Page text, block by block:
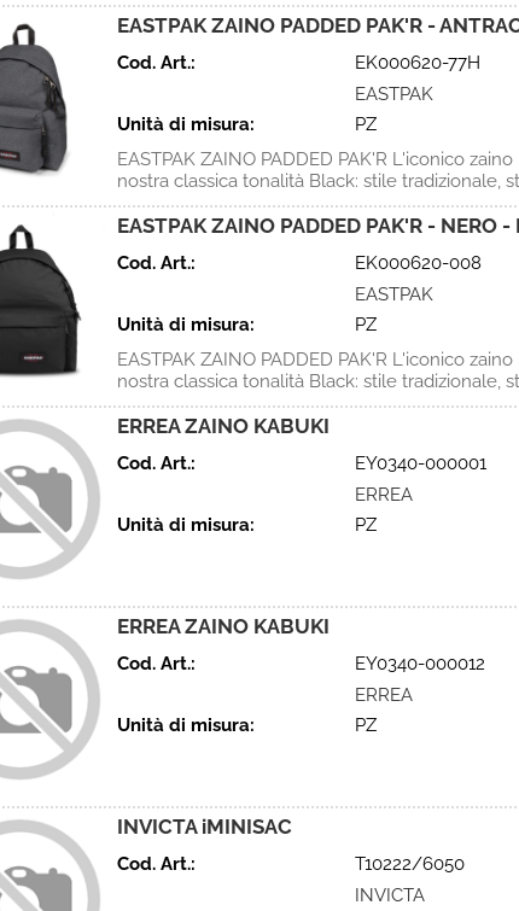
EASTPAK ZAINO PADDED PAK'R -
Cod. Art.:
EK000620-77H
EASTPAK
Unità di misura:
PZ
EASTPAK ZAINO PADDED PAK'R L'iconico zaino
nostra classica tonalità Black: stile tradizionale,
EASTPAK ZAINO PADDED PAK'R - NERO
Cod. Art.:
EK000620-008
EASTPAK
Unità di misura:
PZ
EASTPAK ZAINO PADDED PAK'R L'iconico zaino
nostra classica tonalità Black: stile tradizionale,
ERREA ZAINO KABUKI
Cod. Art.:
EY0340-000001
ERREA
Unità di misura:
PZ
ERREA ZAINO KABUKI
Cod. Art.:
EY0340-000012
ERREA
Unità di misura:
PZ
INVICTA iMINISAC
Cod. Art.:
T10222/6050
INVICTA